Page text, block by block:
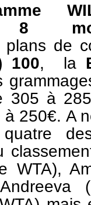
8
plans de
100, la
305 à
à 250€.A
WTA),